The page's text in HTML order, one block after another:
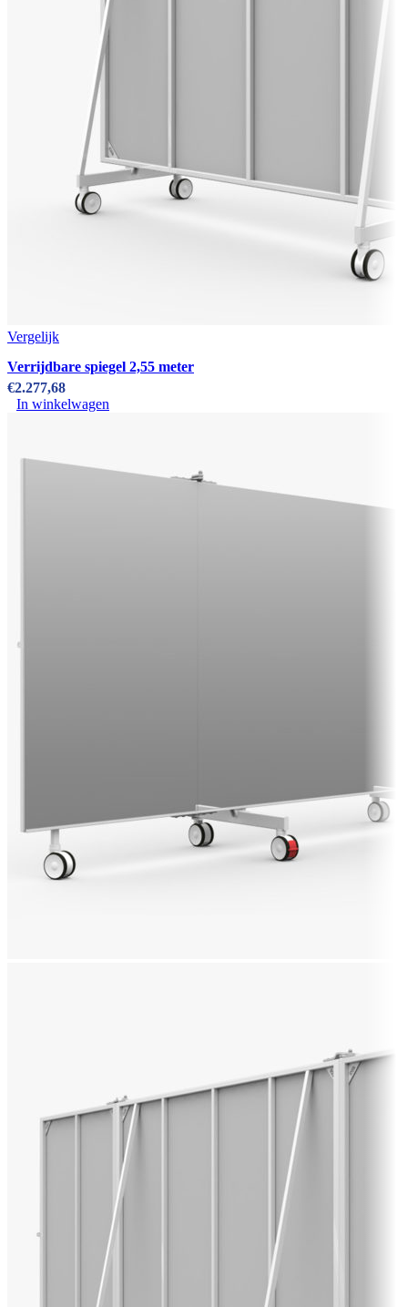
Vergelijk
Verrijdbare spiegel 2,55 meter
€2.277,68
In winkelwagen